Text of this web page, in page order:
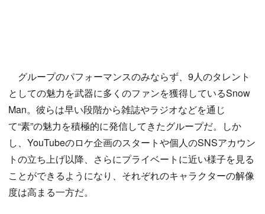
グループのパフォーマンスのみならず、9人のタレント
としての魅力を武器に多くのファンを獲得しているSnow
Man。彼らは早い段階から雑誌やラジオなどを通じ
て“素”の魅力を積極的に発信してきたグループだ。しか
し、YouTubeのロケ企画のスタートや個人のSNSアカウン
トの立ち上げ以降、さらにプライベートに近い様子を見る
ことができるようになり、それぞれのキャラクターの解像
度は高まる一方だ。